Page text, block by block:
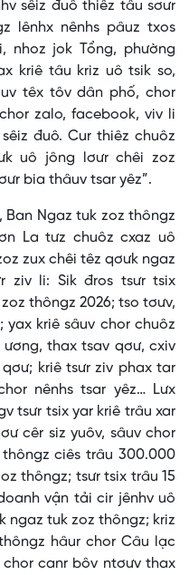
sêiz đuô thiêz tâu sơưr
lênhx nênhs pâuz txos
nhoz jok Tổng, phường
kriê tâu kriz uô tsik so,
têx tôv dân phố, chor
zalo, facebook, viv li
đuô. Cur thiêz chuôz
uô jông lơưr chêi zoz
bia thâuv tsar yêz”.
Ban Ngaz tuk zoz thôngz
La tưz chuôz cxaz uô
zux chêi têz qơưk ngaz
ziv li: Sik đros tsưr tsix
thôngz 2026; tso tơưv,
kriê sâuv chor chuôz
thax tsav qơư, cxiv
kriê tsưr ziv phax tar
nênhs tsar yêz… Lưx
tsưr tsix yar kriê trâu xar
cêr siz yuôv, sâuv chor
ciês trâu 300.000
thôngz; tsưr tsix trâu 15
vận tải cir jênhv uô
ngaz tuk zoz thôngz; kriz
hâur chor Câu lạc
chor canr bôv ntơưv thax